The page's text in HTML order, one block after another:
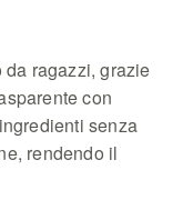
ragazzi, grazie
con
senza
rendendo il